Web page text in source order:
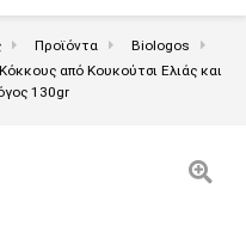
Προϊόντα
Biologos
από Κουκούτσι Ελιάς και
130gr